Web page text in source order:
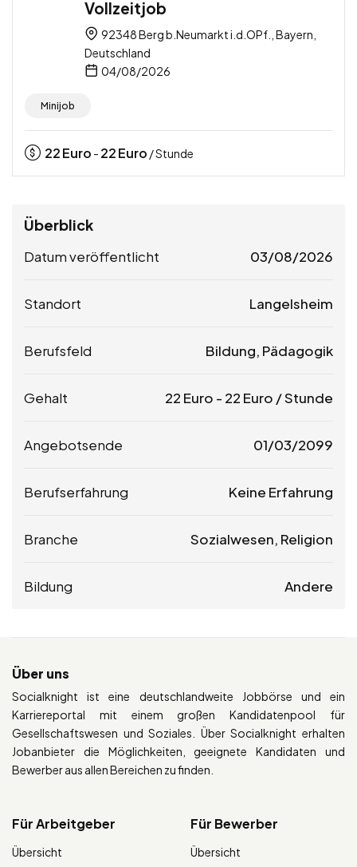
Vollzeitjob
92348 Berg b.Neumarkt i.d.OPf., Bayern,
Deutschland
04/08/2026
Minijob
22Euro - 22Euro / Stunde
Überblick
Datum veröffentlicht 03/08/2026
Standort Langelsheim
Berufsfeld Bildung, Pädagogik
Gehalt 22 Euro - 22 Euro / Stunde
Angebotsende 01/03/2099
Berufserfahrung Keine Erfahrung
Branche Sozialwesen, Religion
Bildung Andere
Über uns
Socialknight ist eine deutschlandweite Jobbörse und ein
Karriereportal mit einem großen Kandidatenpool für
Gesellschaftswesen und Soziales. Über Socialknight erhalten
Jobanbieter die Möglichkeiten, geeignete Kandidaten und
Bewerber aus allen Bereichen zu finden.
Für Arbeitgeber
Übersicht
Für Bewerber
Übersicht